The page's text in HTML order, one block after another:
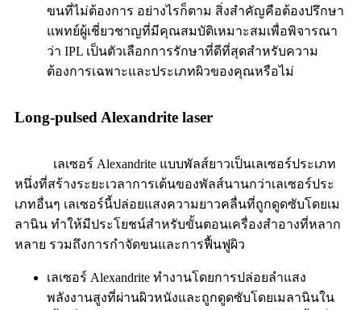
ขนที่ไม่ต้องการ อย่างไรก็ตาม สิ่งสำคัญคือต้องปรึกษา
แพทย์ผู้เชี่ยวชาญที่มีคุณสมบัติเหมาะสมเพื่อพิจารณา
ว่า IPL เป็นตัวเลือกการรักษาที่ดีที่สุดสำหรับความ
ต้องการเฉพาะและประเภทผิวของคุณหรือไม่
Long-pulsed Alexandrite laser
เลเซอร์ Alexandrite แบบพัลส์ยาวเป็นเลเซอร์ประเภท
หนึ่งที่สร้างระยะเวลาการเต้นของพัลส์นานกว่าเลเซอร์ประ
เภทอื่นๆ เลเซอร์นี้ปล่อยแสงความยาวคลื่นที่ถูกดูดซับโดยเม
ลานิน ทำให้มีประโยชน์สำหรับขั้นตอนเครื่องสำอางที่หลาก
หลาย รวมถึงการกำจัดขนและการฟื้นฟูผิว
เลเซอร์ Alexandrite ทำงานโดยการปล่อยลำแสง
พลังงานสูงที่ผ่านผิวหนังและถูกดูดซับโดยเมลานินใน